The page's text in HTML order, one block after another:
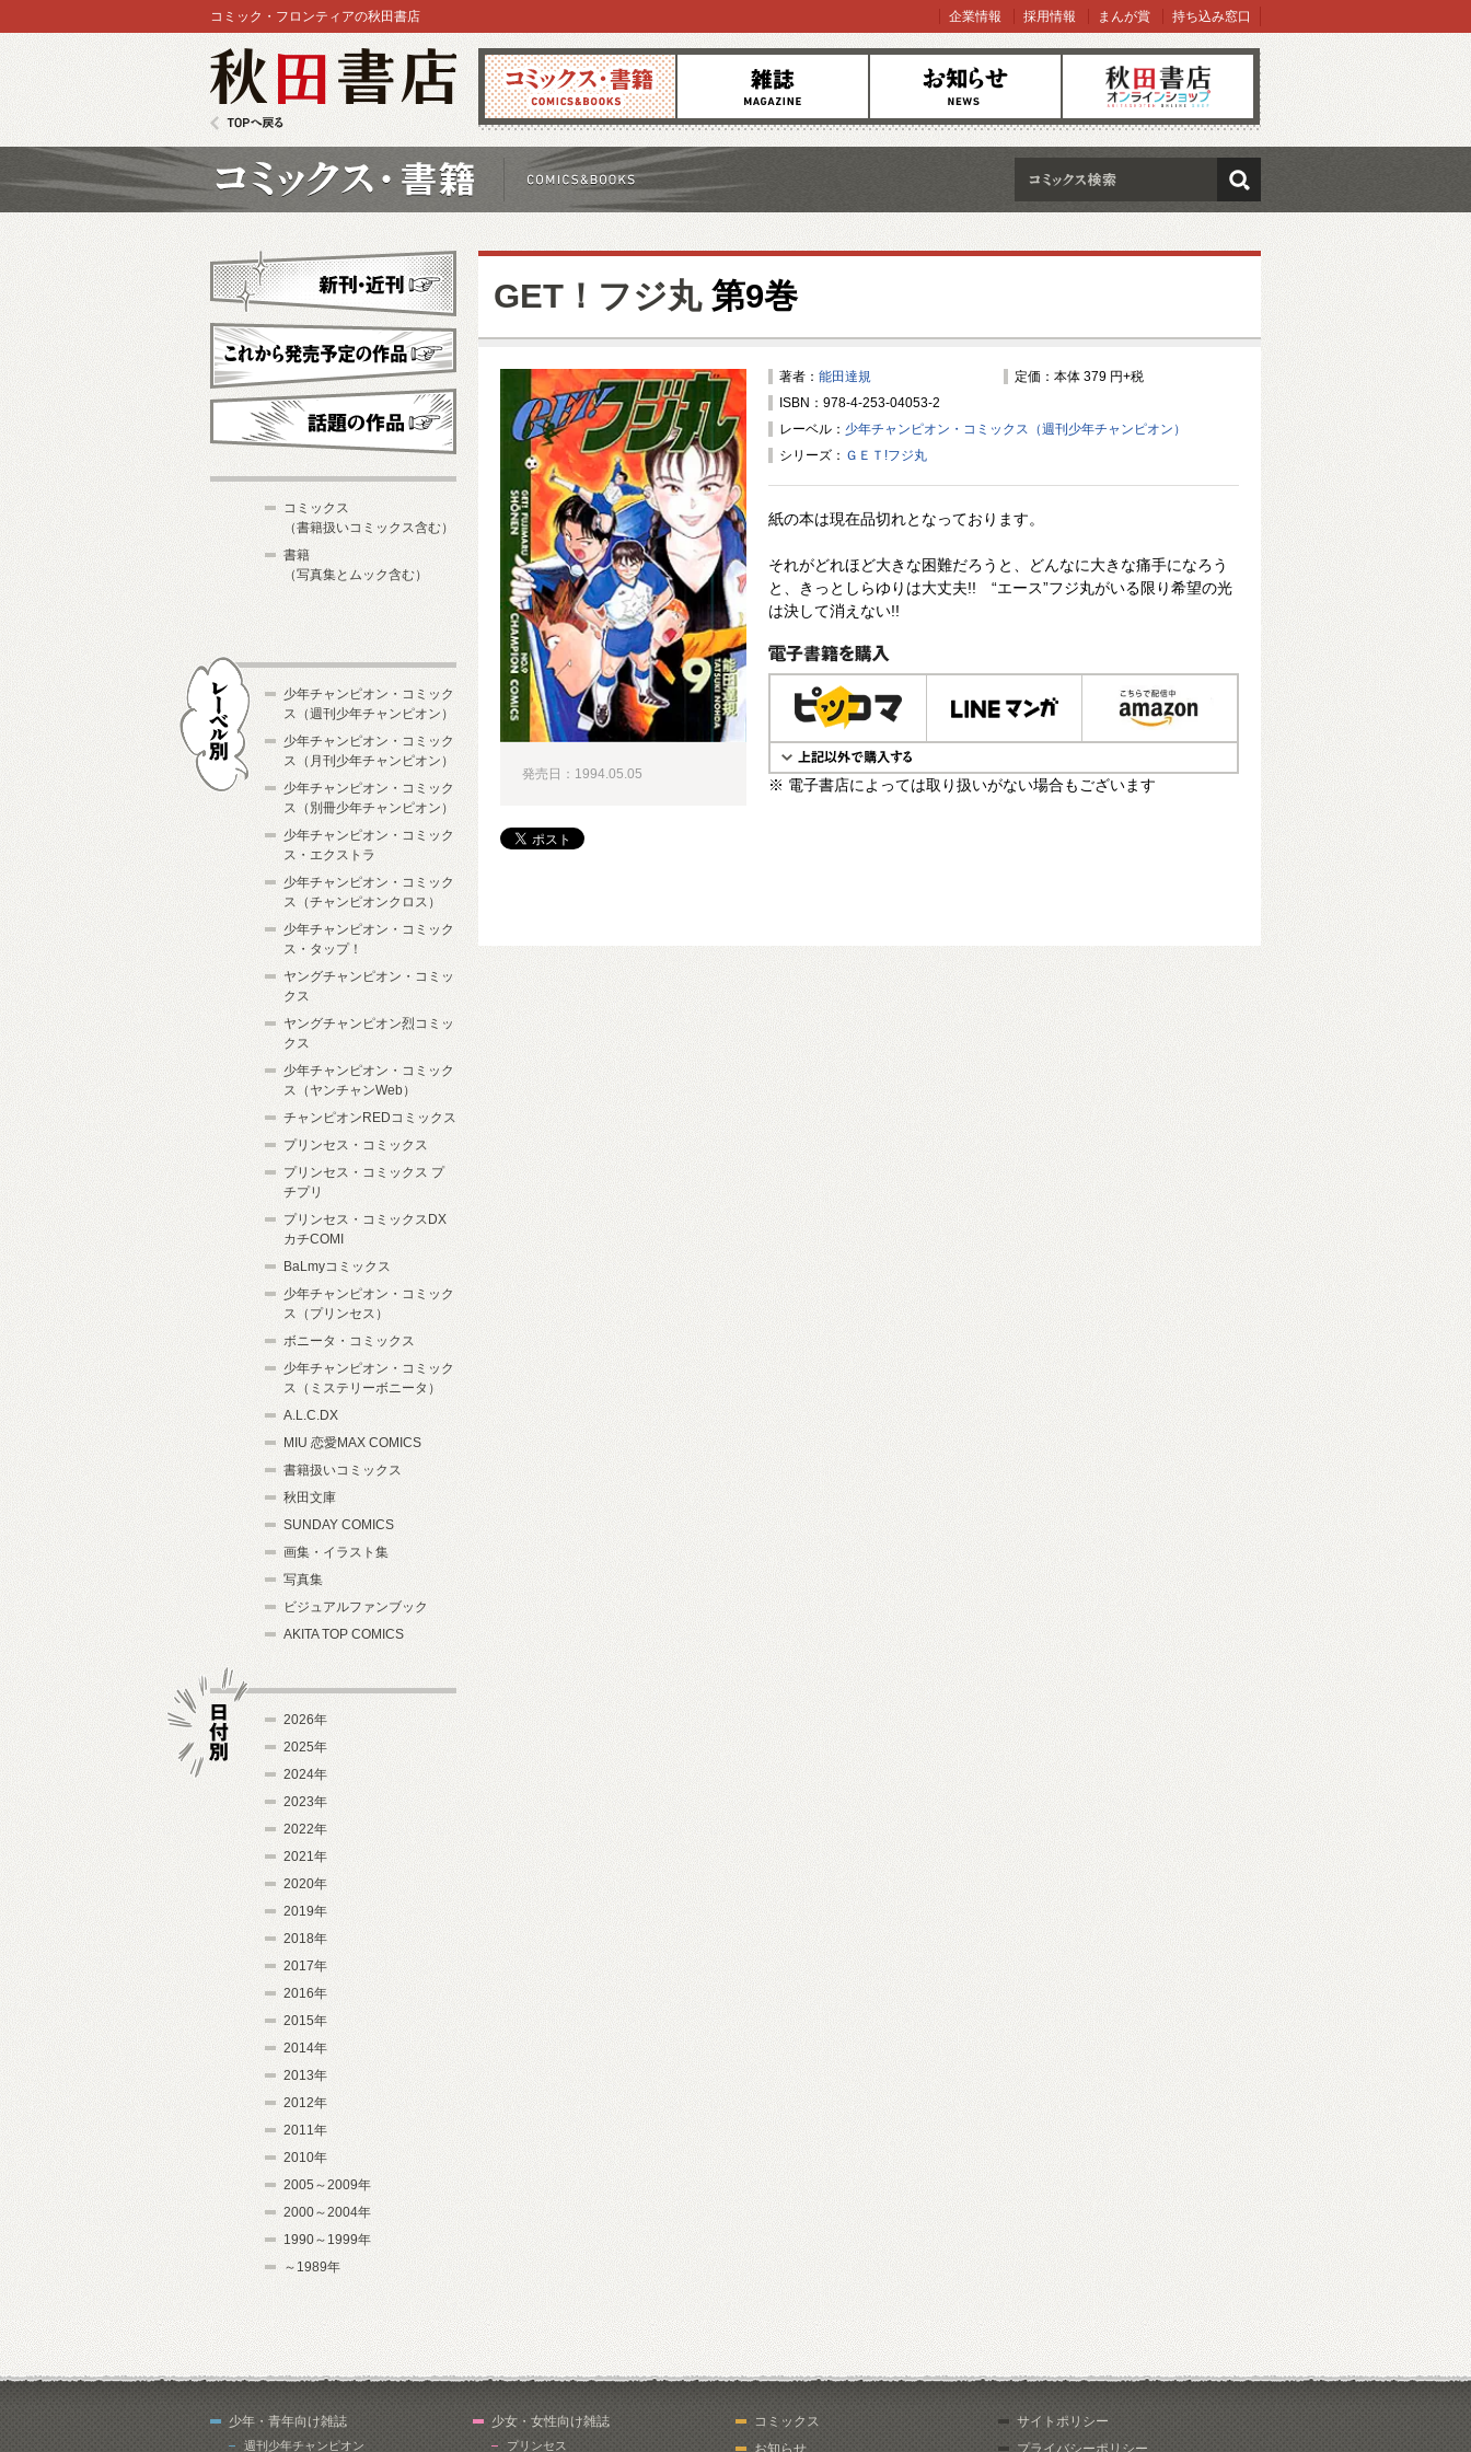
コミックス 雑誌 お知らせ オンラインショップ
コミック・フロンティアの秋田書店 企業情報 採用情報 まんが賞 持ち込み窓口
検索
GET！フジ丸第9巻
著者： 能田達規
定価：本体 379 円+税
ISBN：978-4-253-04053-2
レーベル： 少年チャンピオン・コミックス（週刊少年チャンピオン）
シリーズ： ＧＥＴ!フジ丸
紙の本は現在品切れとなっております。
それがどれほど大きな困難だろうと、どんなに大きな痛手になろう
と、きっとしらゆりは大丈夫!! “エース”フジ丸がいる限り希望の光
は決して消えない!!
電子書籍で購入
※ 電子書店によっては取り扱いがない場合もございます
発売日：1994.05.05
新刊・近刊
これから発売予定
コミックス
（書籍扱いコミックス含む）
書籍
（写真集とムック含む）
少年チャンピオン・コミック
ス（週刊少年チャンピオン）
少年チャンピオン・コミック
ス（月刊少年チャンピオン）
少年チャンピオン・コミック
ス（別冊少年チャンピオン）
少年チャンピオン・コミック
ス・エクストラ
少年チャンピオン・コミック
ス（チャンピオンクロス）
少年チャンピオン・コミック
ス・タップ！
ヤングチャンピオン・コミッ
クス
ヤングチャンピオン烈コミッ
クス
少年チャンピオン・コミック
ス（ヤンチャンWeb）
チャンピオンREDコミックス
プリンセス・コミックス
プリンセス・コミックス プ
チプリ
プリンセス・コミックスDX
カチCOMI
BaLmyコミックス
少年チャンピオン・コミック
ス（プリンセス）
ボニータ・コミックス
少年チャンピオン・コミック
ス（ミステリーボニータ）
A.L.C.DX
MIU 恋愛MAX COMICS
書籍扱いコミックス
秋田文庫
SUNDAY COMICS
画集・イラスト集
写真集
ビジュアルファンブック
AKITA TOP COMICS
2026年
2025年
2024年
2023年
2022年
2021年
2020年
2019年
2018年
2017年
2016年
2015年
2014年
2013年
2012年
2011年
2010年
2005～2009年
2000～2004年
1990～1999年
～1989年
少年・青年向け雑誌
週刊少年チャンピオン
少女・女性向け雑誌
プリンセス
コミックス
お知らせ
サイトポリシー
プライバシーポリシー